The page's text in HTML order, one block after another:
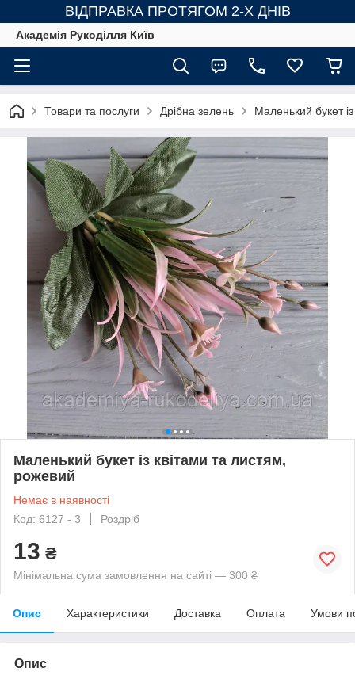
ВІДПРАВКА ПРОТЯГОМ 2-Х ДНІВ
Академія Рукоділля Київ
Товари та послуги Дрібна зелень Маленький букет
Маленький букет із квітами та листям,
рожевий
Немає в наявності
Код: 6127 - 3
Роздріб
13 ₴
Мінімальна сума замовлення на сайті — 300 ₴
Опис Характеристики Доставка Оплата Умови
Опис